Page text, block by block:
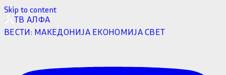
Skip to content
ТВ АЛФА
ВЕСТИ: МАКЕДОНИЈА ЕКОНОМИЈАСВЕТ